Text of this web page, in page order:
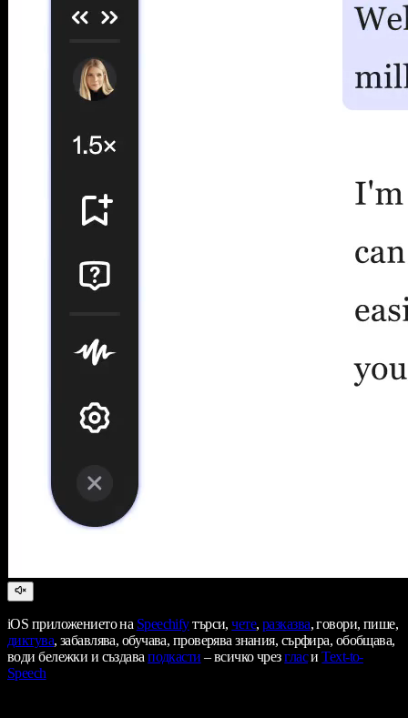
iOS приложението на Speechifyтърси,чете, разказва, говори, пише,
диктува, забавлява, обучава, проверява знания, сърфира, обобщава,
води бележки и създаваподкасти – всичко чрезгласиText-to-
Speech